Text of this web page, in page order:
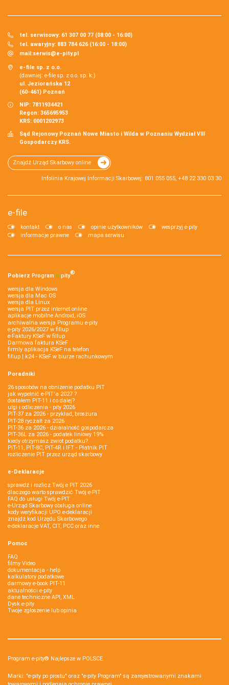
tel. serwisowy: 61 307 00 77 (08:00 - 16:00)
tel. awaryjny: 883 784 626 (16:00 - 18:00)
mail:serwis@e-pity.pl
e-file sp. z o.o.
(dawniej: e-file sp. z o.o. sp. k.)
ul. Jeziorańska 12
(60-461) Poznań
NIP: 7811934421
Regon: 365695953
KRS: 0001202973
Sąd Rejonowy Poznań Nowe Miasto i Wilda w Poznaniu Wydział VIII
Gospodarczy KRS.
Znajdź Urząd Skarbowy online
Infolinia Krajowej Informacji Skarbowej: 801 055 055, +48 22 330 03 30
e-file
kontakt o nas opinie użytkowników
wesprzyj e-pity
informacje prawne
mapa serwisu
Pobierz Program e‑pity®
wersja dla Windows
wersja dla Mac OS
wersja dla Linux
wersja PIT przez internet online
aplikacje mobilne Android, iOS
archiwalna wersja Programu e-pity
e-pity 2026/2027 w fillup
e‑Faktury KSeF w fillup
Darmowa faktura KSeF
firmly aplikacja KSeF na telefon
fillup | k24 - KSeF w biurze rachunkowym
Poradniki
26 sposobów na obniżenie podatku PIT
jak wypełnić e-PIT'a 2027 ?
dostałem PIT-11 i co dalej?
ulgi i odliczenia - pity 2026
PIT-37 za 2026 - przykład, broszura
PIT-28 ryczałt za 2026
PIT-36 za 2026 - działalność gospodarcza
PIT-36L za 2026 - podatek liniowy 19%
kiedy otrzymasz zwrot podatku?
PIT-11, PIT-8C, PIT-4R i IFT - Płatnik PIT
rozliczenie PIT przez urząd skarbowy
e-Deklaracje
sprawdź i rozlicz Twój e PIT 2026
dlaczego warto sprawdzić Twój e-PIT
FAQ do usługi Twój e-PIT
e-Urząd Skarbowy obsługa online
kody weryfikacji UPO e-deklaracji
znajdź kod Urzędu Skarbowego
e-deklaracje VAT, CIT, PCC oraz inne
Pomoc
FAQ
filmy Video
dokumentacja - help
kalkulatory podatkowe
darmowy e-book PIT-11
aktualności e-pity
dane techniczne API, XML
Dysk e-pity
Twoje zgłoszenie lub opinia
Program e-pity® Najlepsze w POLSCE.
Marki: "e-pity po prostu" oraz "e-pity Program" są zarejestrowanymi znakami